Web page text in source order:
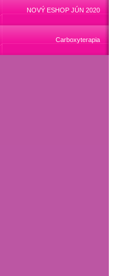
NOVÝ ESHOP JÚN 2020
Carboxyterapia